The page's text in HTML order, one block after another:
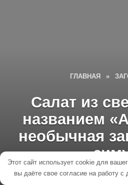
ГЛАВНАЯ »
Салат из
названием
необычная
Этот сайт использует cookie для
вы даёте свое согласие на работу